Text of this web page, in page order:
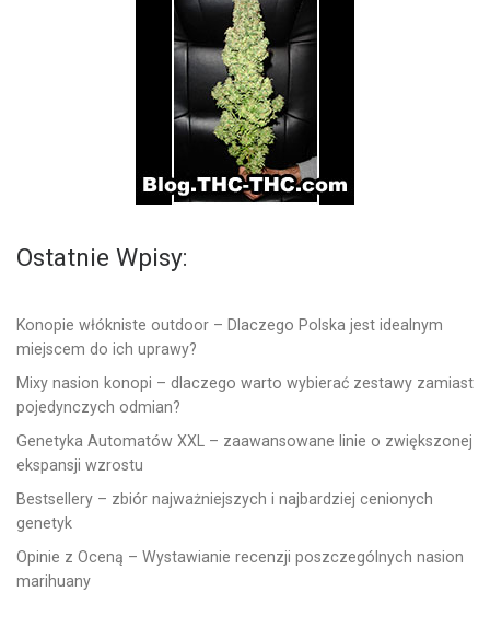
Ostatnie Wpisy:
Konopie włókniste outdoor – Dlaczego Polska jest idealnym
miejscem do ich uprawy?
Mixy nasion konopi – dlaczego warto wybierać zestawy zamiast
pojedynczych odmian?
Genetyka Automatów XXL – zaawansowane linie o zwiększonej
ekspansji wzrostu
Bestsellery – zbiór najważniejszych i najbardziej cenionych
genetyk
Opinie z Oceną – Wystawianie recenzji poszczególnych nasion
marihuany